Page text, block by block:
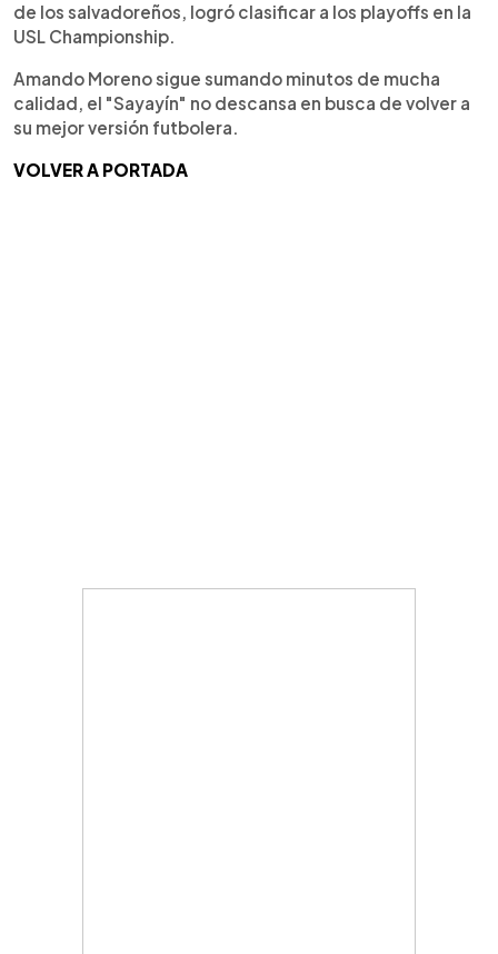
de los salvadoreños, logró clasificar a los playoffs en la
USL Championship.
Amando Moreno sigue sumando minutos de mucha
calidad, el "Sayayín" no descansa en busca de volver a
su mejor versión futbolera.
VOLVER A PORTADA